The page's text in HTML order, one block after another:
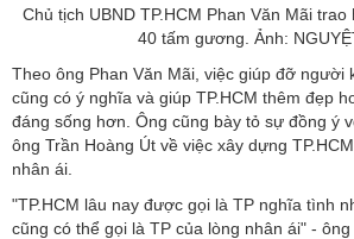
Chủ tịch UBND TP.HCM Phan Văn Mãi
40 tấm gương. Ảnh:
Theo ông Phan Văn Mãi, việc giúp đỡ người
cũng có ý nghĩa và giúp TP.HCM thêm đẹp
đáng sống hơn. Ông cũng bày tỏ sự đồng ý
ông Trần Hoàng Út về việc xây dựng
nhân ái.
"TP.HCM lâu nay được gọi là TP nghĩa tình
cũng có thể gọi là TP của lòng nhân ái" - ông